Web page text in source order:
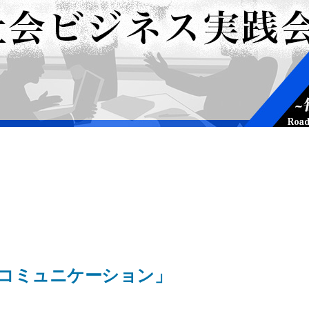
ュニケーション」